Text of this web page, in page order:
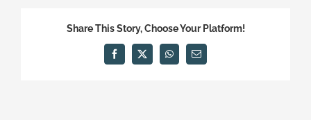
Share This Story, Choose Your Platform!
Facebook
X WhatsAppEmail